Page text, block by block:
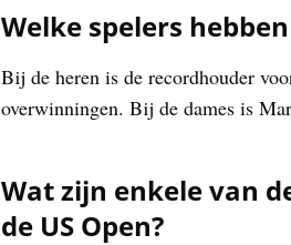
Welke spelers
Bij de heren is de recordhouder
overwinningen. Bij de dames is
Wat zijn enkele van
de US Open?